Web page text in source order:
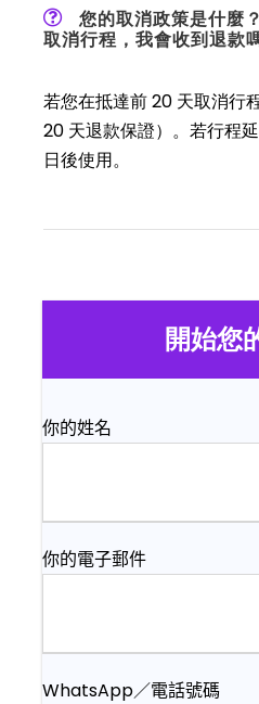
開始您
你的姓名
你的電子郵件
WhatsApp／電話號碼
您的取消政策是什麼
取消行程，我會收到退款
若您在抵達前 20 天取消行
20 天退款保證）。若行程
日後使用。